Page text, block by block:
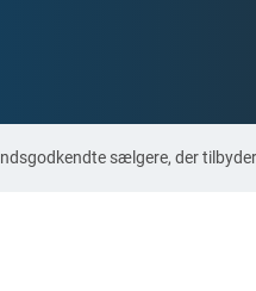
sælgere, der